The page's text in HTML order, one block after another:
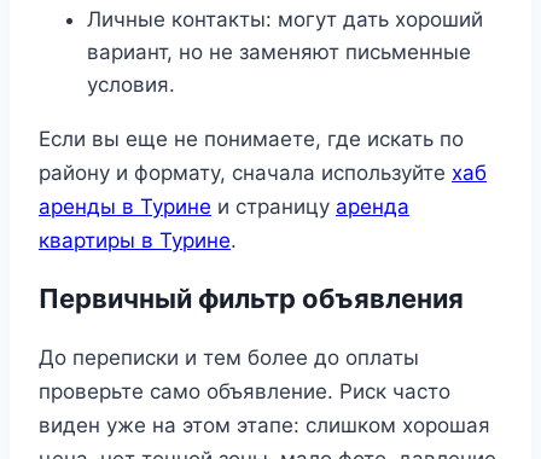
Личные контакты: могут дать хороший
вариант, но не заменяют письменные
условия.
Если вы еще не понимаете, где искать по
району и формату, сначала используйте хаб
аренды в Турине и страницу аренда
квартиры в Турине.
Первичный фильтр объявления
До переписки и тем более до оплаты
проверьте само объявление. Риск часто
виден уже на этом этапе: слишком хорошая